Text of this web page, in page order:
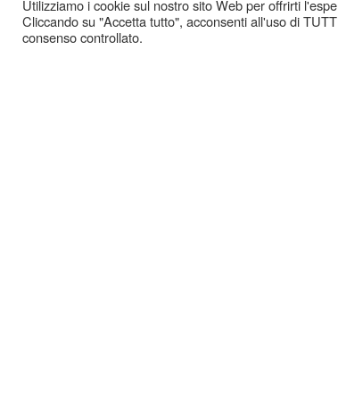
Utilizziamo i cookie sul nostro sito Web per offrirti
Cliccando su "Accetta tutto", acconsenti all'uso di
consenso controllato.